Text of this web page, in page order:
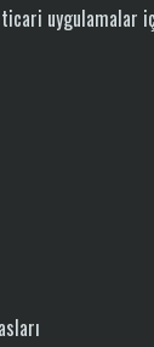
uygulamalar